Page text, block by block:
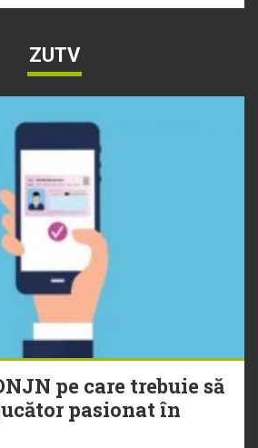
ZUTV
pe care trebuie să
pasionat în